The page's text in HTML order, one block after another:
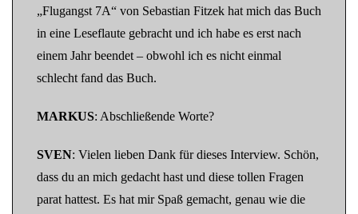
„Flugangst 7A“ von Sebastian Fitzek hat mich das Buch
in eine Leseflaute gebracht und ich habe es erst nach
einem Jahr beendet – obwohl ich es nicht einmal
schlecht fand das Buch.
MARKUS: Abschließende Worte?
SVEN: Vielen lieben Dank für dieses Interview. Schön,
dass du an mich gedacht hast und diese tollen Fragen
parat hattest. Es hat mir Spaß gemacht, genau wie die